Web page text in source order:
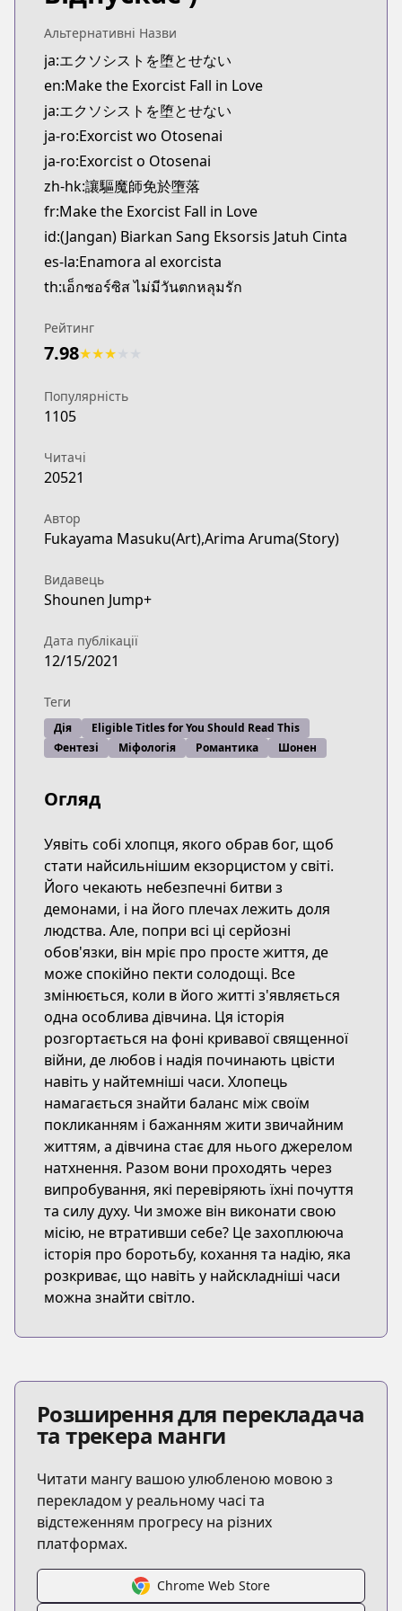
Kitsu
https://kitsu.app/manga/62524
MangaUpdates
MangaUpdates
Book☆Walker
Book☆Walker
https://bookwalker.jp/series/351107/list
Official English
Official English
https://mangaplus.shueisha.co.jp/titles/100198
Альтернативні Назви
ja:エクソシストを堕とせない
en:Make the Exorcist Fall in Love
ja:エクソシストを堕とせない
ja-ro:Exorcist wo Otosenai
ja-ro:Exorcist o Otosenai
zh-hk:讓驅魔師免於墮落
fr:Make the Exorcist Fall in Love
id:(Jangan) Biarkan Sang Eksorsis Jatuh Cinta
es-la:Enamora al exorcista
th:เอ็กซอร์ซิส ไม่มีวันตกหลุมรัก
Рейтинг
7.98★★★
Популярність
1105
Читачі
20521
Автор
Fukayama Masuku(Art),Arima Aruma(Story)
Видавець
Shounen Jump+
Дата публікації
12/15/2021
Теги
Дія
Eligible Titles for You Should Read This
Фентезі
Міфологія Романтика Шонен
Огляд
Уявіть собі хлопця, якого обрав бог, щоб
стати найсильнішим екзорцистом у світі.
Його чекають небезпечні битви з
демонами, і на його плечах лежить доля
людства. Але, попри всі ці серйозні
обов'язки, він мріє про просте життя, де
може спокійно пекти солодощі. Все
змінюється, коли в його житті з'являється
одна особлива дівчина. Ця історія
розгортається на фоні кривавої священної
війни, де любов і надія починають цвісти
навіть у найтемніші часи. Хлопець
намагається знайти баланс між своїм
покликанням і бажанням жити звичайним
життям, а дівчина стає для нього джерелом
натхнення. Разом вони проходять через
випробування, які перевіряють їхні почуття
та силу духу. Чи зможе він виконати свою
місію, не втративши себе? Це захоплююча
історія про боротьбу, кохання та надію, яка
розкриває, що навіть у найскладніші часи
можна знайти світло.
Розширення для перекладача
та трекера манги
Читати мангу вашою улюбленою мовою з
перекладом у реальному часі та
відстеженням прогресу на різних
платформах.
Chrome Web Store